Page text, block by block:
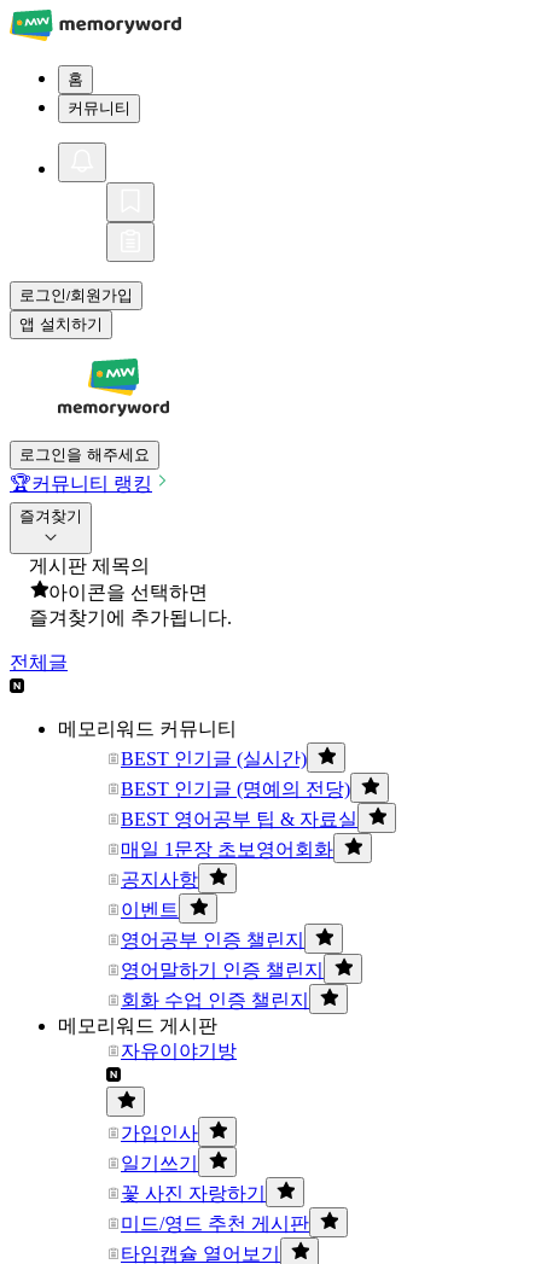
홈
커뮤니티
로그인/회원가입
앱 설치하기
로그인을 해주세요
🏆커뮤니티 랭킹
즐겨찾기
게시판 제목의
아이콘을 선택하면
즐겨찾기에 추가됩니다.
전체글
메모리워드 커뮤니티
BEST 인기글 (실시간)
BEST 인기글 (명예의 전당)
BEST 영어공부 팁 & 자료실
매일 1문장 초보영어회화
공지사항
이벤트
영어공부 인증 챌린지
영어말하기 인증 챌린지
회화 수업 인증 챌린지
메모리워드 게시판
자유이야기방
가입인사
일기쓰기
꽃 사진 자랑하기
미드/영드 추천 게시판
타임캡슐 열어보기